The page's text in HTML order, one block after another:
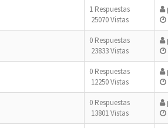
1 Respuestas
25070 Vistas
0 Respuestas
23833 Vistas
0 Respuestas
12250 Vistas
0 Respuestas
13801 Vistas